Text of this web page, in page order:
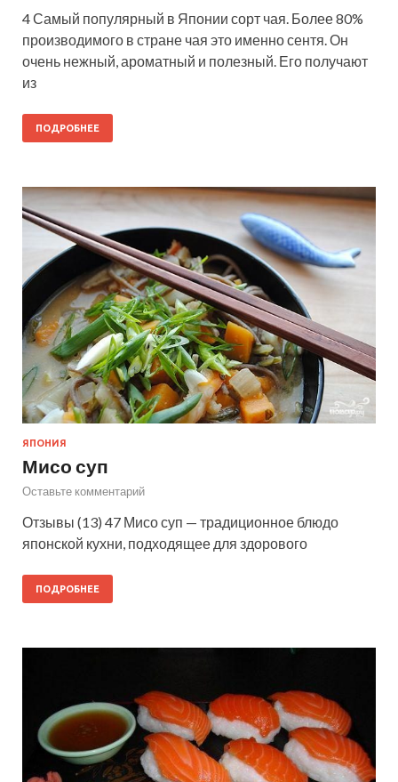
4 Самый популярный в Японии сорт чая. Более 80%
производимого в стране чая это именно сентя. Он
очень нежный, ароматный и полезный. Его получают
из
ПОДРОБНЕЕ
ЯПОНИЯ
Мисо суп
Оставьте комментарий
Отзывы (13) 47 Мисо суп — традиционное блюдо
японской кухни, подходящее для здорового
ПОДРОБНЕЕ